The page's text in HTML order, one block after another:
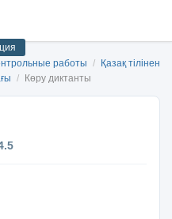
работы /
Қазақ тілінен
/ Көру диктанты